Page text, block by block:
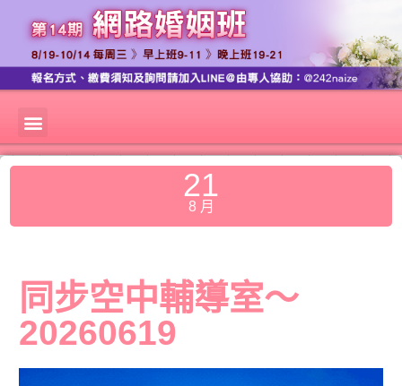
21
8 月
同步空中輔導室～
20260619